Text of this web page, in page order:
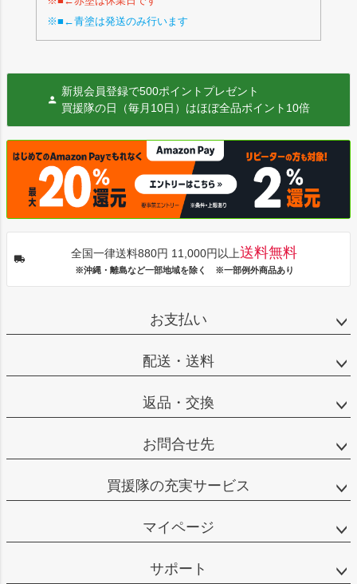
※■←青塗は発送のみ行います
新規会員登録で500ポイントプレゼント
買援隊の日（毎月10日）はほぼ全品ポイント10倍
全国一律送料880円 11,000円以上送料無料
※沖縄・離島など一部地域を除く ※一部例外商品あり
お支払い
配送・送料
返品・交換
お問合せ先
買援隊の充実サービス
マイページ
サポート